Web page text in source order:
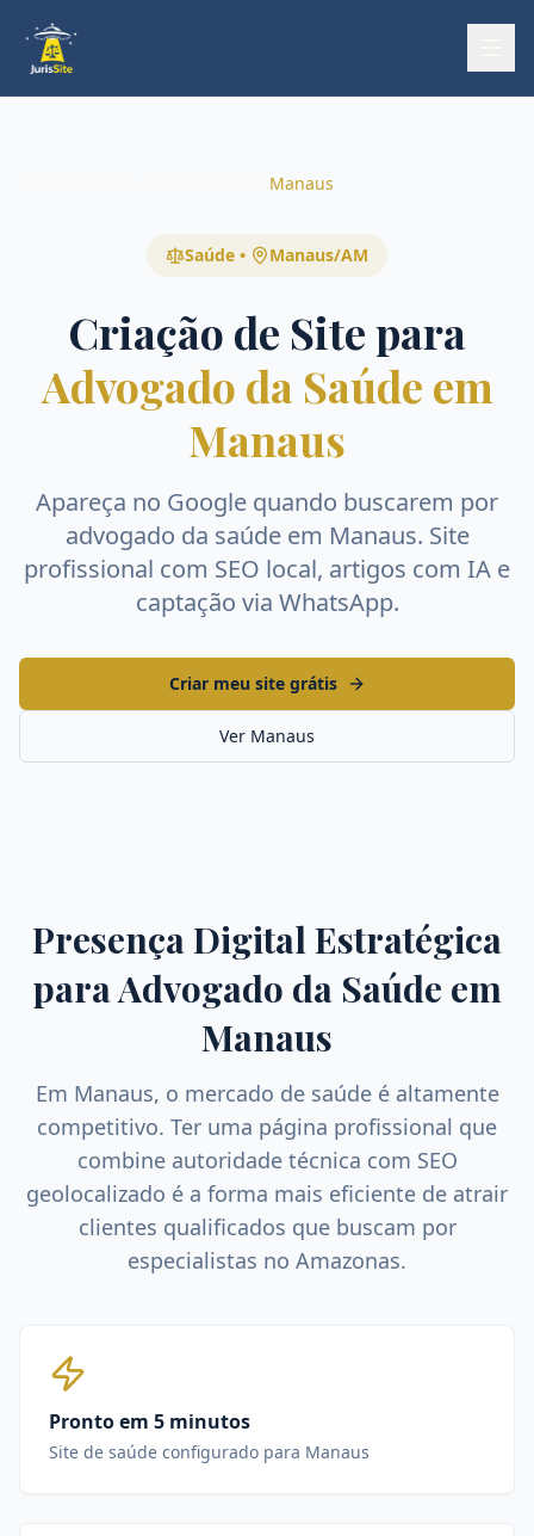
Manaus
Saúde • Manaus/AM
Criação de Site para
Advogado da Saúde em
Manaus
Apareça no Google quando buscarem por
advogado da saúdeem Manaus. Site
profissional com SEO local, artigos com IA e
captação via WhatsApp.
Criar meu site grátis
Ver Manaus
Presença Digital Estratégica
paraAdvogado da Saúde em
Manaus
Em Manaus, o mercado de saúdeé altamente
competitivo. Ter uma página profissional que
combine autoridade técnica com SEO
geolocalizado é a forma mais eficiente de atrair
clientes qualificados que buscam por
especialistas no Amazonas.
Pronto em 5 minutos
Site de saúde configurado para Manaus